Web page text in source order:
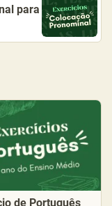
para
de Português